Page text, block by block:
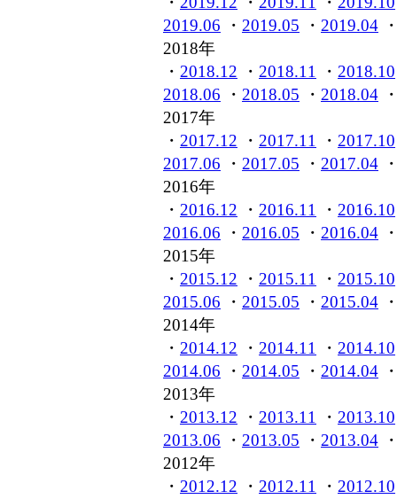
2019.06 ・ 2019.05 ・ 2019.04
2018年
・ 2018.12 ・ 2018.11 ・ 2018.10
2018.06 ・ 2018.05 ・ 2018.04
2017年
・ 2017.12 ・ 2017.11 ・ 2017.10
2017.06 ・ 2017.05 ・ 2017.04
2016年
・ 2016.12 ・ 2016.11 ・ 2016.10
2016.06 ・ 2016.05 ・ 2016.04
2015年
・ 2015.12 ・ 2015.11 ・ 2015.10
2015.06 ・ 2015.05 ・ 2015.04
2014年
・ 2014.12 ・ 2014.11 ・ 2014.10
2014.06 ・ 2014.05 ・ 2014.04
2013年
・ 2013.12 ・ 2013.11 ・ 2013.10
2013.06 ・ 2013.05 ・ 2013.04
2012年
・ 2012.12 ・ 2012.11 ・ 2012.10